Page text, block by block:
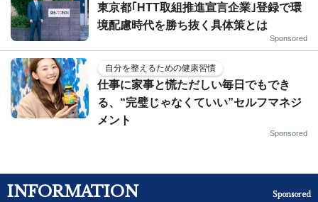
東京都｢HTT取組推進宣言企業｣登録で環
境配慮時代を勝ち抜く具体策とは
Sponsored
自分を整えるための健康習慣
仕事に家事と慌ただしい毎日でもでき
る、“完璧じゃなくていい”セルフマネジ
メント
Sponsored
INFORMATION Sponsored